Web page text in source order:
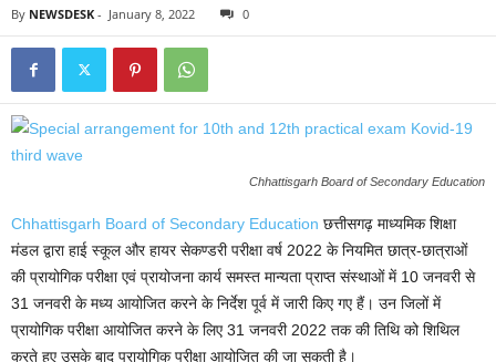
By NEWSDESK - January 8, 2022 0
Chhattisgarh Board of Secondary Education
Chhattisgarh Board of Secondary Education छत्तीसगढ़ माध्यमिक शिक्षा
मंडल द्वारा हाई स्कूल और हायर सेकण्डरी परीक्षा वर्ष 2022 के नियमित छात्र-छात्राओं
की प्रायोगिक परीक्षा एवं प्रायोजना कार्य समस्त मान्यता प्राप्त संस्थाओं में 10 जनवरी से
31 जनवरी के मध्य आयोजित करने के निर्देश पूर्व में जारी किए गए हैं। उन जिलों में
प्रायोगिक परीक्षा आयोजित करने के लिए 31 जनवरी 2022 तक की तिथि को शिथिल
करते हुए उसके बाद प्रायोगिक परीक्षा आयोजित की जा सकती है।